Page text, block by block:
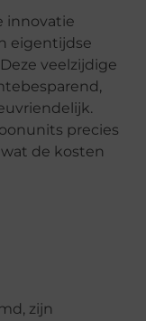
innovatie
eigentijdse
veelzijdige
precies
de kosten
zijn